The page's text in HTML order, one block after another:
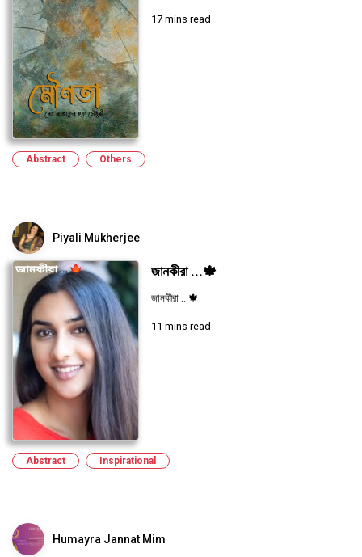
17 mins read
Abstract Others
Piyali Mukherjee
জানকীরা ...🍁
জানকীরা ...🍁
11 mins read
Abstract Inspirational
Humayra Jannat Mim